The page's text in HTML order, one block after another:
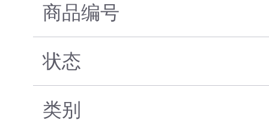
商品编号
状态
类别